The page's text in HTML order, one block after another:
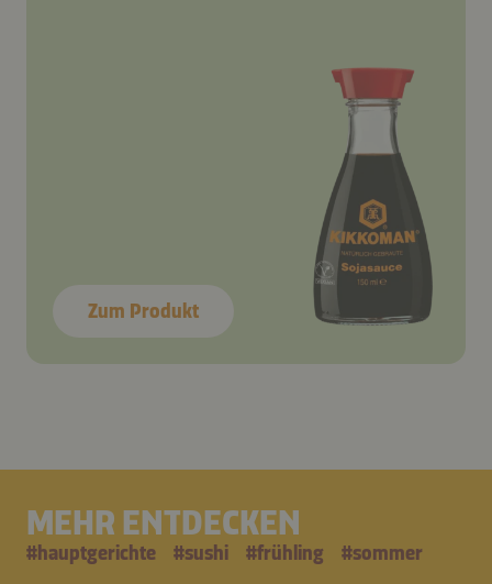
Zum Produkt
MEHR ENTDECKEN
#hauptgerichte #sushi #frühling #sommer